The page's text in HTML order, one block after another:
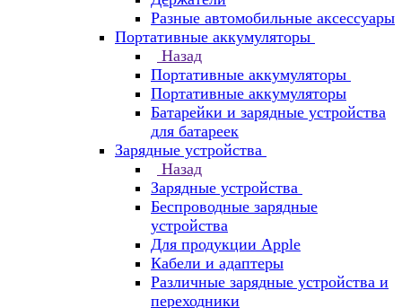
Разные автомобильные аксессуары
Портативные аккумуляторы
Назад
Портативные аккумуляторы
Портативные аккумуляторы
Батарейки и зарядные устройства
для батареек
Зарядные устройства
Назад
Зарядные устройства
Беспроводные зарядные
устройства
Для продукции Apple
Кабели и адаптеры
Различные зарядные устройства и
переходники